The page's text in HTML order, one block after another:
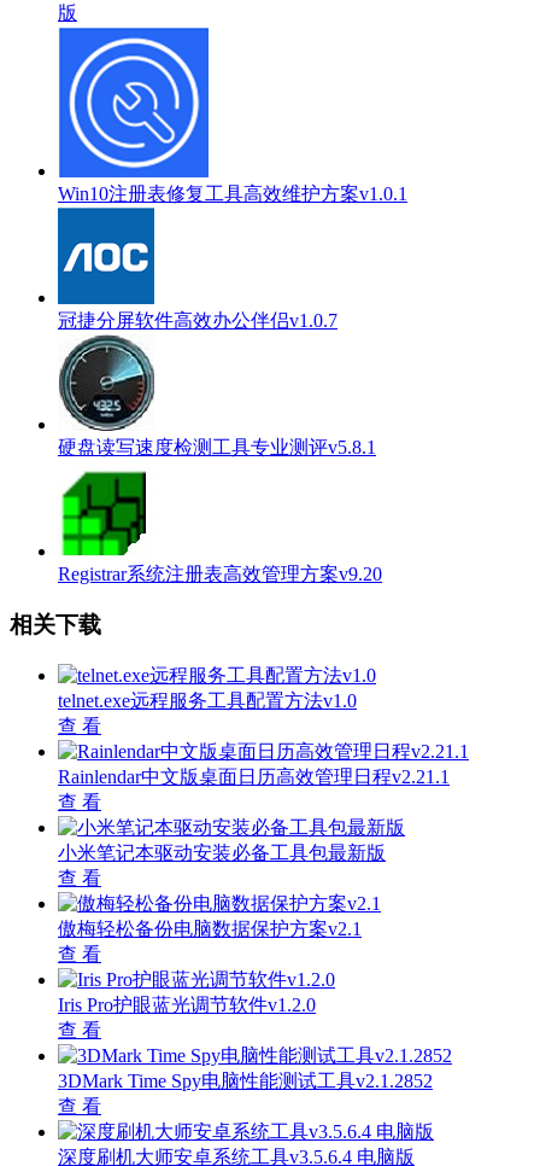
版
Win10注册表修复工具高效维护方案v1.0.1
冠捷分屏软件高效办公伴侣v1.0.7
硬盘读写速度检测工具专业测评v5.8.1
Registrar系统注册表高效管理方案v9.20
相关下载
telnet.exe远程服务工具配置方法v1.0
查 看
Rainlendar中文版桌面日历高效管理日程v2.21.1
查 看
小米笔记本驱动安装必备工具包最新版
查 看
傲梅轻松备份电脑数据保护方案v2.1
查 看
Iris Pro护眼蓝光调节软件v1.2.0
查 看
3DMark Time Spy电脑性能测试工具v2.1.2852
查 看
深度刷机大师安卓系统工具v3.5.6.4 电脑版